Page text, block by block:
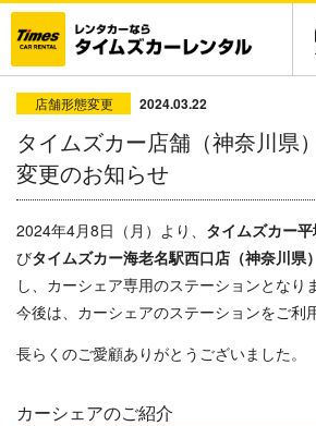
店舗形態変更 2024.03.22
タイムズカー店舗（神奈川県
変更のお知らせ
2024年4月8日（月）より、 タイムズカー平
びタイムズカー海老名駅西口店（神奈川県）
し、カーシェア専用のステーションとなり
今後は、カーシェアのステーションをご利
長らくのご愛顧ありがとうございました。
カーシェアのご紹介